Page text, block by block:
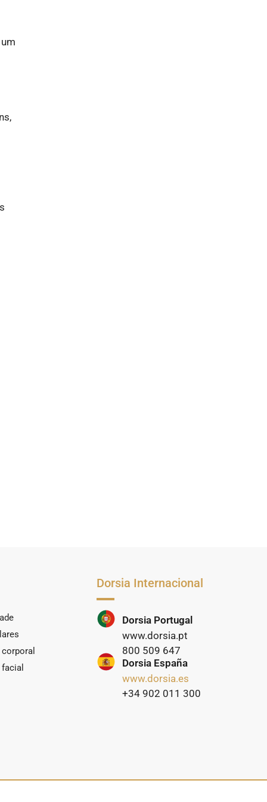
Dorsia Internacional
Dorsia Portugal
www.dorsia.pt
800 509 647
Dorsia España
www.dorsia.es
+34 902 011 300